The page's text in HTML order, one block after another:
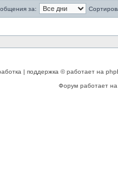
за:
| поддержка © работает на
Форум работает